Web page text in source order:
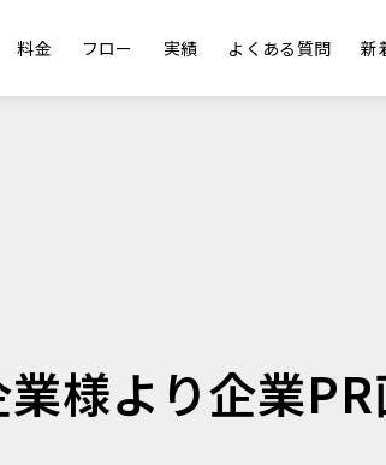
料金 フロー 実績 よくある質問 新
様より企業